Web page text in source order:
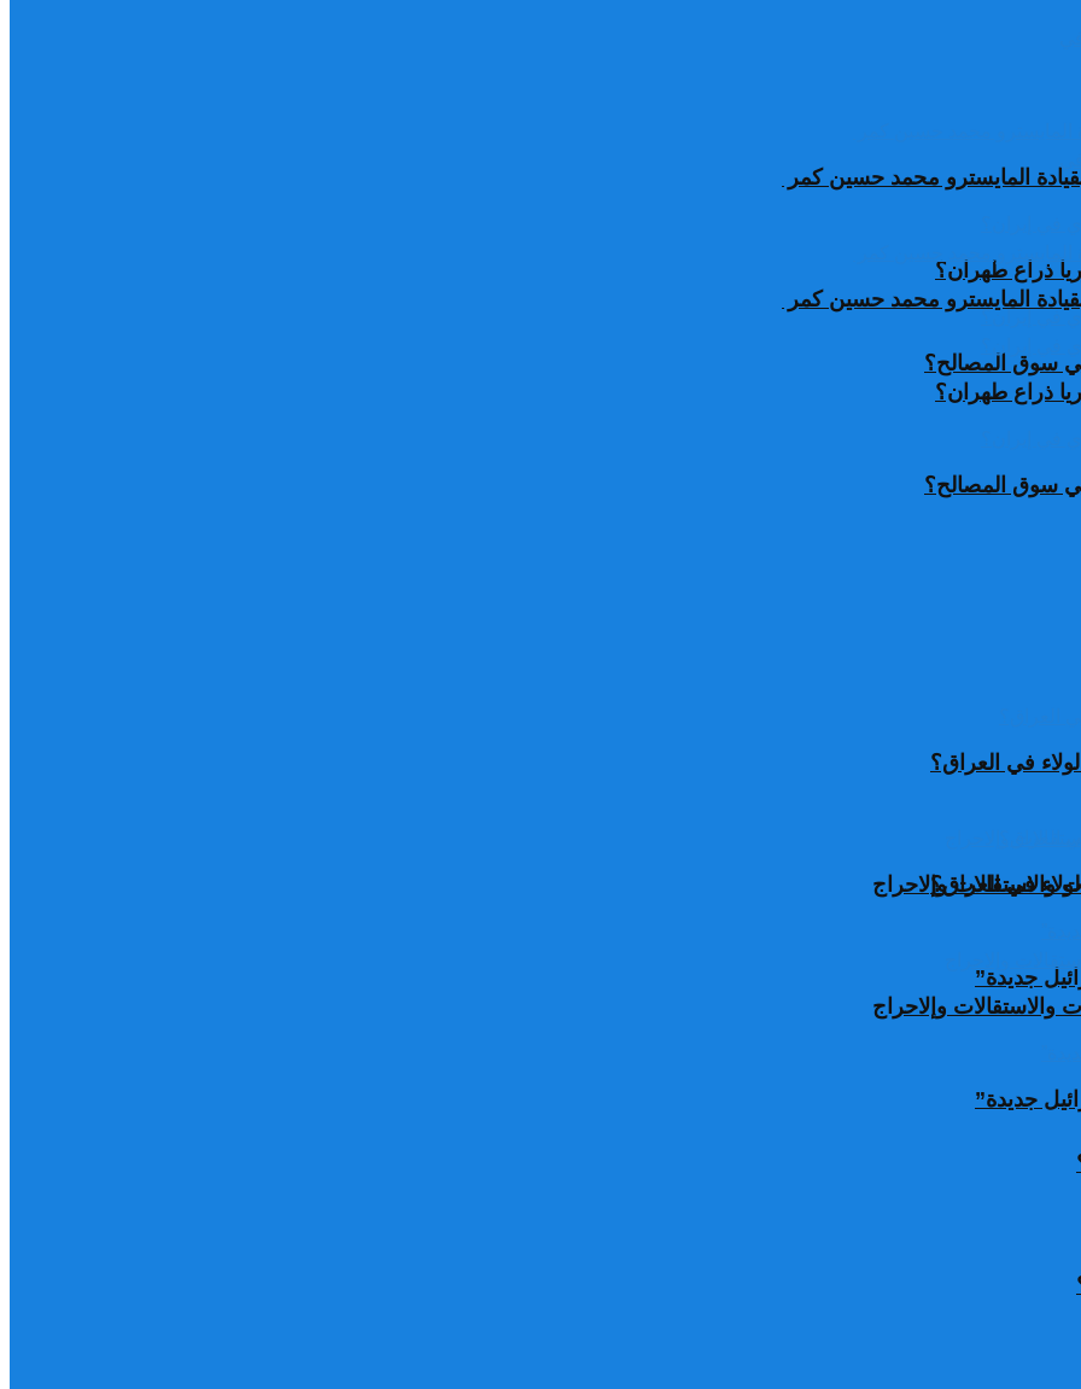
المايسترو محمد حسين كمر
ذراع طهران؟
في سوق المصالح؟
في العراق؟
وإلاحراج
جديدة”
المايسترو محمد حسين كمر
ذراع طهران؟
في سوق المصالح؟
في العراق؟
وإلاحراج
جديدة”